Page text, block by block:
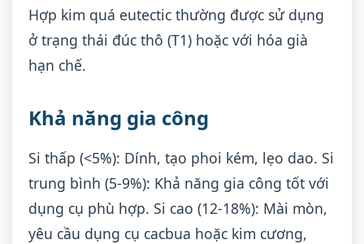
Hợp kim quá eutectic thường được sử dụng
ở trạng thái đúc thô (T1) hoặc với hóa già
hạn chế.
Khả năng gia công
Si thấp (<5%): Dính, tạo phoi kém, lẹo dao. Si
trung bình (5-9%): Khả năng gia công tốt với
dụng cụ phù hợp. Si cao (12-18%): Mài mòn,
yêu cầu dụng cụ cacbua hoặc kim cương,